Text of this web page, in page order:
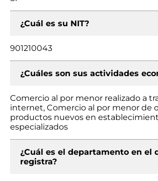
¿Cuál es su NIT?
901210043
¿Cuáles son sus actividades
Comercio al por menor realizado a
internet, Comercio al por menor de
productos nuevos en
especializados
¿Cuál es el departamento en el
registra?